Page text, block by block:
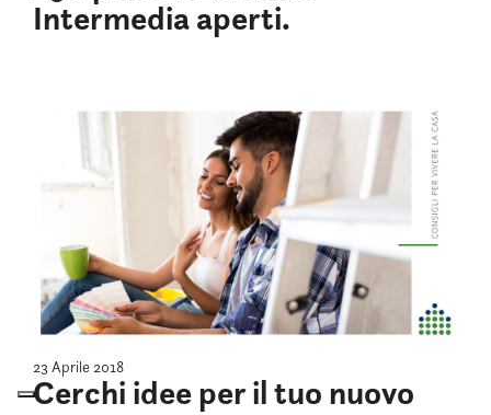
Intermedia aperti.
23 Aprile 2018
Cerchi idee per il tuo nuovo